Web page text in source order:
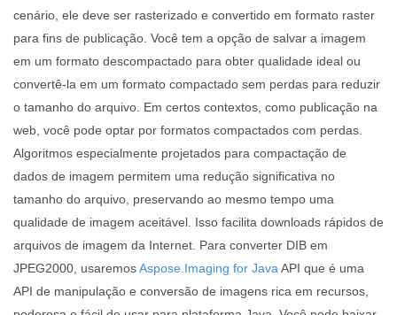
cenário, ele deve ser rasterizado e convertido em formato raster
para fins de publicação. Você tem a opção de salvar a imagem
em um formato descompactado para obter qualidade ideal ou
convertê-la em um formato compactado sem perdas para reduzir
o tamanho do arquivo. Em certos contextos, como publicação na
web, você pode optar por formatos compactados com perdas.
Algoritmos especialmente projetados para compactação de
dados de imagem permitem uma redução significativa no
tamanho do arquivo, preservando ao mesmo tempo uma
qualidade de imagem aceitável. Isso facilita downloads rápidos de
arquivos de imagem da Internet. Para converter DIB em
JPEG2000, usaremosAspose.Imaging for Java API que é uma
API de manipulação e conversão de imagens rica em recursos,